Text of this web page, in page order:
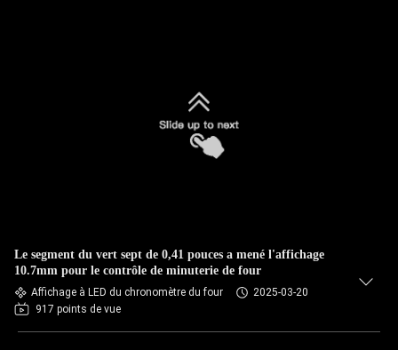
Le segment du vert sept de 0,41 pouces a mené l'affichage
10.7mm pour le contrôle de minuterie de four
Affichage à LED du chronomètre du four
2025-03-20
917 points de vue